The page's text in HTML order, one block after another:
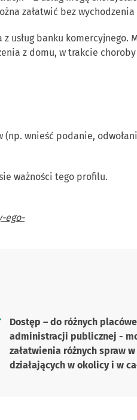
załatwić bez wychodzenia
usług banku komercyjnego.
z domu, w trakcie
wnieść podanie,
ważności tego profilu.
ego-
Dostęp – do różnych
administracji publicznej -
załatwienia różnych spraw
działających w okolicy i w